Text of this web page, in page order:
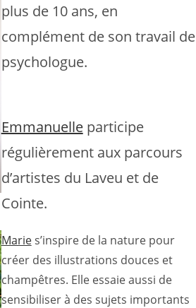
plus de 10 ans, en
complément de son travail de
psychologue.
Emmanuelleparticipe
régulièrement aux parcours
d’artistes du Laveu et de
Cointe.
Maries’inspire de la nature pour
créer des illustrations douces et
champêtres. Elle essaie aussi de
sensibiliser à des sujets importants